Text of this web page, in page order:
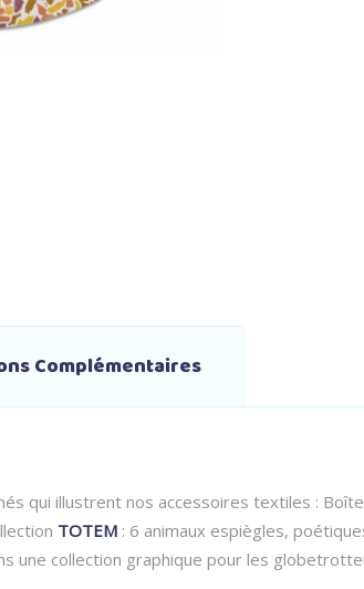
Complémentaires
qui illustrent nos accessoires textiles :
TOTEM : 6 animaux espiègles,
une collection graphique pour les